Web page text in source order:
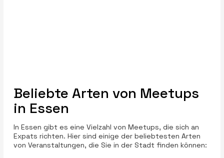
Beliebte Arten von Meetups
in Essen
In Essen gibt es eine Vielzahl von Meetups, die sich an
Expats richten. Hier sind einige der beliebtesten Arten
von Veranstaltungen, die Sie in der Stadt finden können: